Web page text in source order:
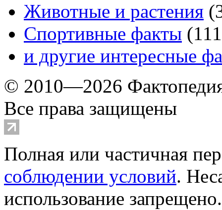
Животные и растения (
Спортивные факты (111
и другие интересные
© 2010—2026
Все права защищены
Полная или частичная
соблюдении условий.
использование